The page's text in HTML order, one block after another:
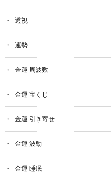
透視
運勢
金運 周波数
金運 宝くじ
金運 引き寄せ
金運 波動
金運 睡眠